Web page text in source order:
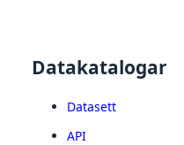
Datakatalogar
Datasett
API